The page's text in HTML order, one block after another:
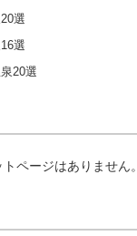
選
選
20選
ページはありません。